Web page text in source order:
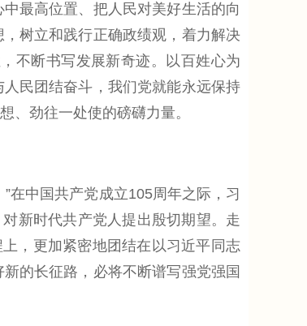
最高位置、把人民对美好生活的向
树立和践行正确政绩观，着力解决
不断书写发展新奇迹。以百姓心为
民团结奋斗，我们党就能永远保持
、劲往一处使的磅礴力量。
中国共产党成立105周年之际，习
新时代共产党人提出殷切期望。走
，更加紧密地团结在以习近平同志
的长征路，必将不断谱写强党强国